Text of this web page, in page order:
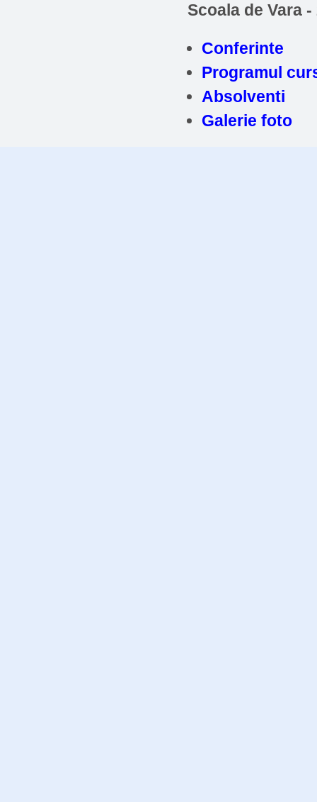
Scoala de Vara -
Conferinte
Programul
Absolventi
Galerie foto